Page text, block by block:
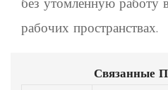
без утомленную работу
рабочих пространствах.
Связанные